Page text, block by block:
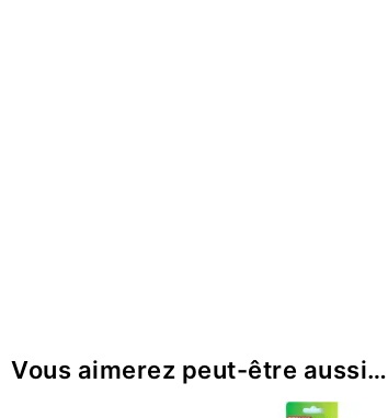
Vous aimerez peut-être aussi…